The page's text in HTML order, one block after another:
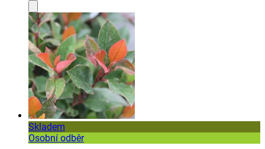
Skladem
Osobní odběr